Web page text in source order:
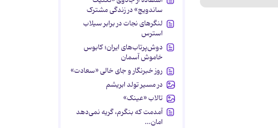
ساندویچ» در زندگی مشترک
لنگرهای نجات در برابر سیلاب
استرس
دوش‌پرتاب‌های ایران؛ کابوس
خاموش آسمان
روز خبرنگار و جای خالی «سعادت»
در مسیر تولد ابریشم
تالاب «عینک»
آمدمت که بنگرم، گریه نمی‌دهد
امان...